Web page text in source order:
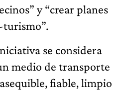
y “crear planes
turismo”.
se considera
medio de transporte
fiable, limpio